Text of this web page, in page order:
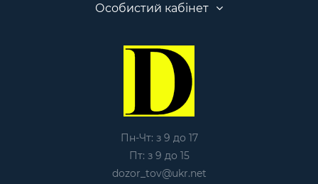
Особистий кабінет
Пн-Чт: з 9 до 17
Пт: з 9 до 15
dozor_tov@ukr.net